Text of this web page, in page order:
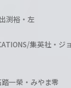
渕裕・左
集英社・ジ
一榮・みやま零